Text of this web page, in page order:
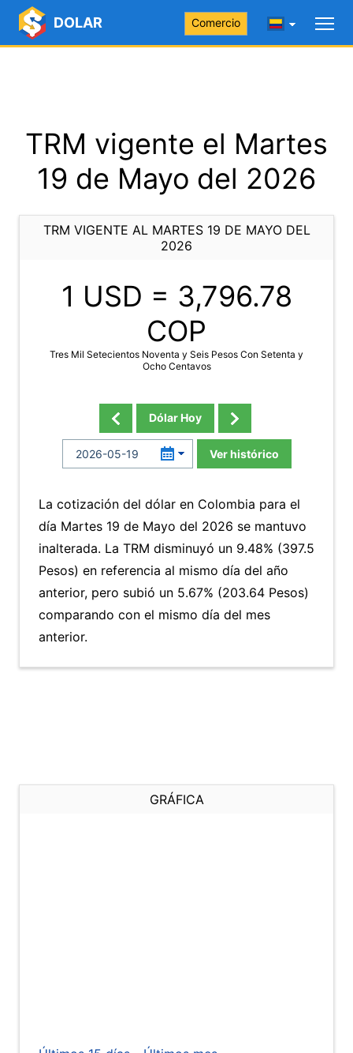
DOLAR Comercio
TRM vigente el Martes
19 de Mayo del 2026
TRM VIGENTE AL MARTES 19 DE MAYO DEL
2026
1 USD = 3,796.78
COP
Tres Mil Setecientos Noventa y Seis Pesos Con Setenta y
Ocho Centavos
Dólar Hoy
Ver histórico
La cotización del dólar en Colombia para el
día Martes 19 de Mayo del 2026 se mantuvo
inalterada. La TRM disminuyó un 9.48% (397.5
Pesos) en referencia al mismo día del año
anterior, pero subió un 5.67% (203.64 Pesos)
comparando con el mismo día del mes
anterior.
GRÁFICA